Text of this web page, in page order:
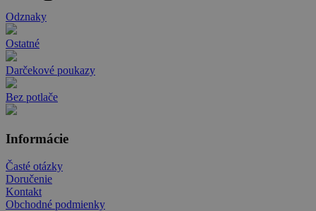
Odznaky
Ostatné
Darčekové poukazy
Bez potlače
Informácie
Časté otázky
Doručenie
Kontakt
Obchodné podmienky